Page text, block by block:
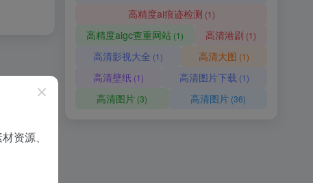
高精度ai痕迹检测 (1)
高精度aigc查重网站 (1) 高清港剧 (1)
高清影视大全 (1) 高清大图 (1)
高清壁纸 (1) 高清图片下载 (1)
高清图片 (3) 高清图片(36)
资源、